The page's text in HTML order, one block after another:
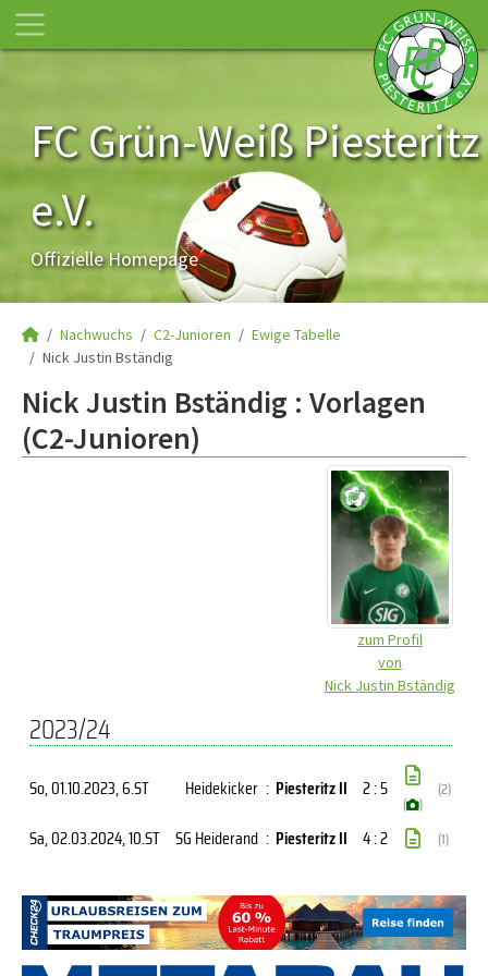
FC Grün-Weiß Piesteritz
e.V.
Offizielle Homepage
Nachwuchs C2-Junioren
Ewige Tabelle
Nick Justin Bständig
Nick Justin Bständig : Vorlagen
(C2-Junioren)
zum Profil
von
Nick Justin Bständig
2023/24
So, 01.10.2023, 6.ST Heidekicker : Piesteritz II 2 : 5
( )
(2)
Sa, 02.03.2024, 10.ST SG Heiderand : Piesteritz II 4 : 2 (1)